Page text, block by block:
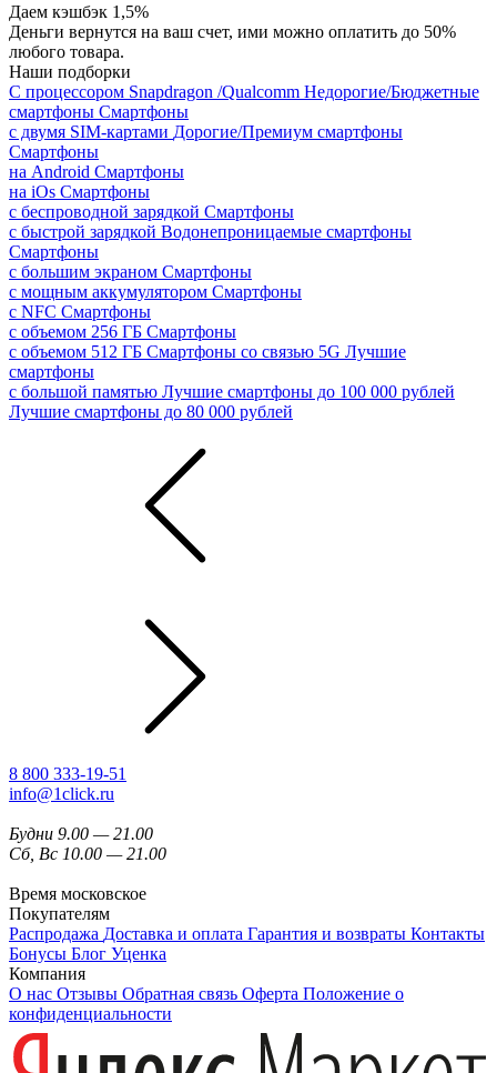
Даем кэшбэк 1,5%
Деньги вернутся на ваш счет, ими можно оплатить до 50%
любого товара.
Наши подборки
С процессором Snapdragon /Qualcomm Недорогие/Бюджетные
смартфоны Смартфоны
с двумя SIM-картами Дорогие/Премиум смартфоны
Смартфоны
на Android Смартфоны
на iOs Смартфоны
с беспроводной зарядкой Смартфоны
с быстрой зарядкой Водонепроницаемые смартфоны
Смартфоны
с большим экраном Смартфоны
с мощным аккумулятором Смартфоны
с NFC Смартфоны
с объемом 256 ГБ Смартфоны
с объемом 512 ГБ Смартфоны со связью 5G Лучшие
смартфоны
с большой памятью Лучшие смартфоны до 100 000 рублей
Лучшие смартфоны до 80 000 рублей
8 800 333-19-51
info@1click.ru
Будни 9.00 — 21.00
Сб, Вс 10.00 — 21.00
Время московское
Покупателям
Распродажа Доставка и оплата Гарантия и возвраты Контакты
Бонусы Блог Уценка
Компания
О нас Отзывы Обратная связь Оферта Положение о
конфиденциальности